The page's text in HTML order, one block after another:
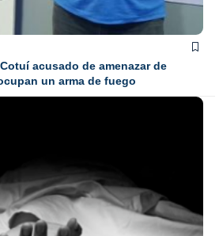
acusado de amenazar de
un arma de fuego